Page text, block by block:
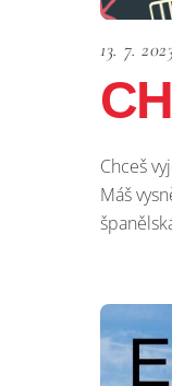
13. 7.
Chceš
Máš